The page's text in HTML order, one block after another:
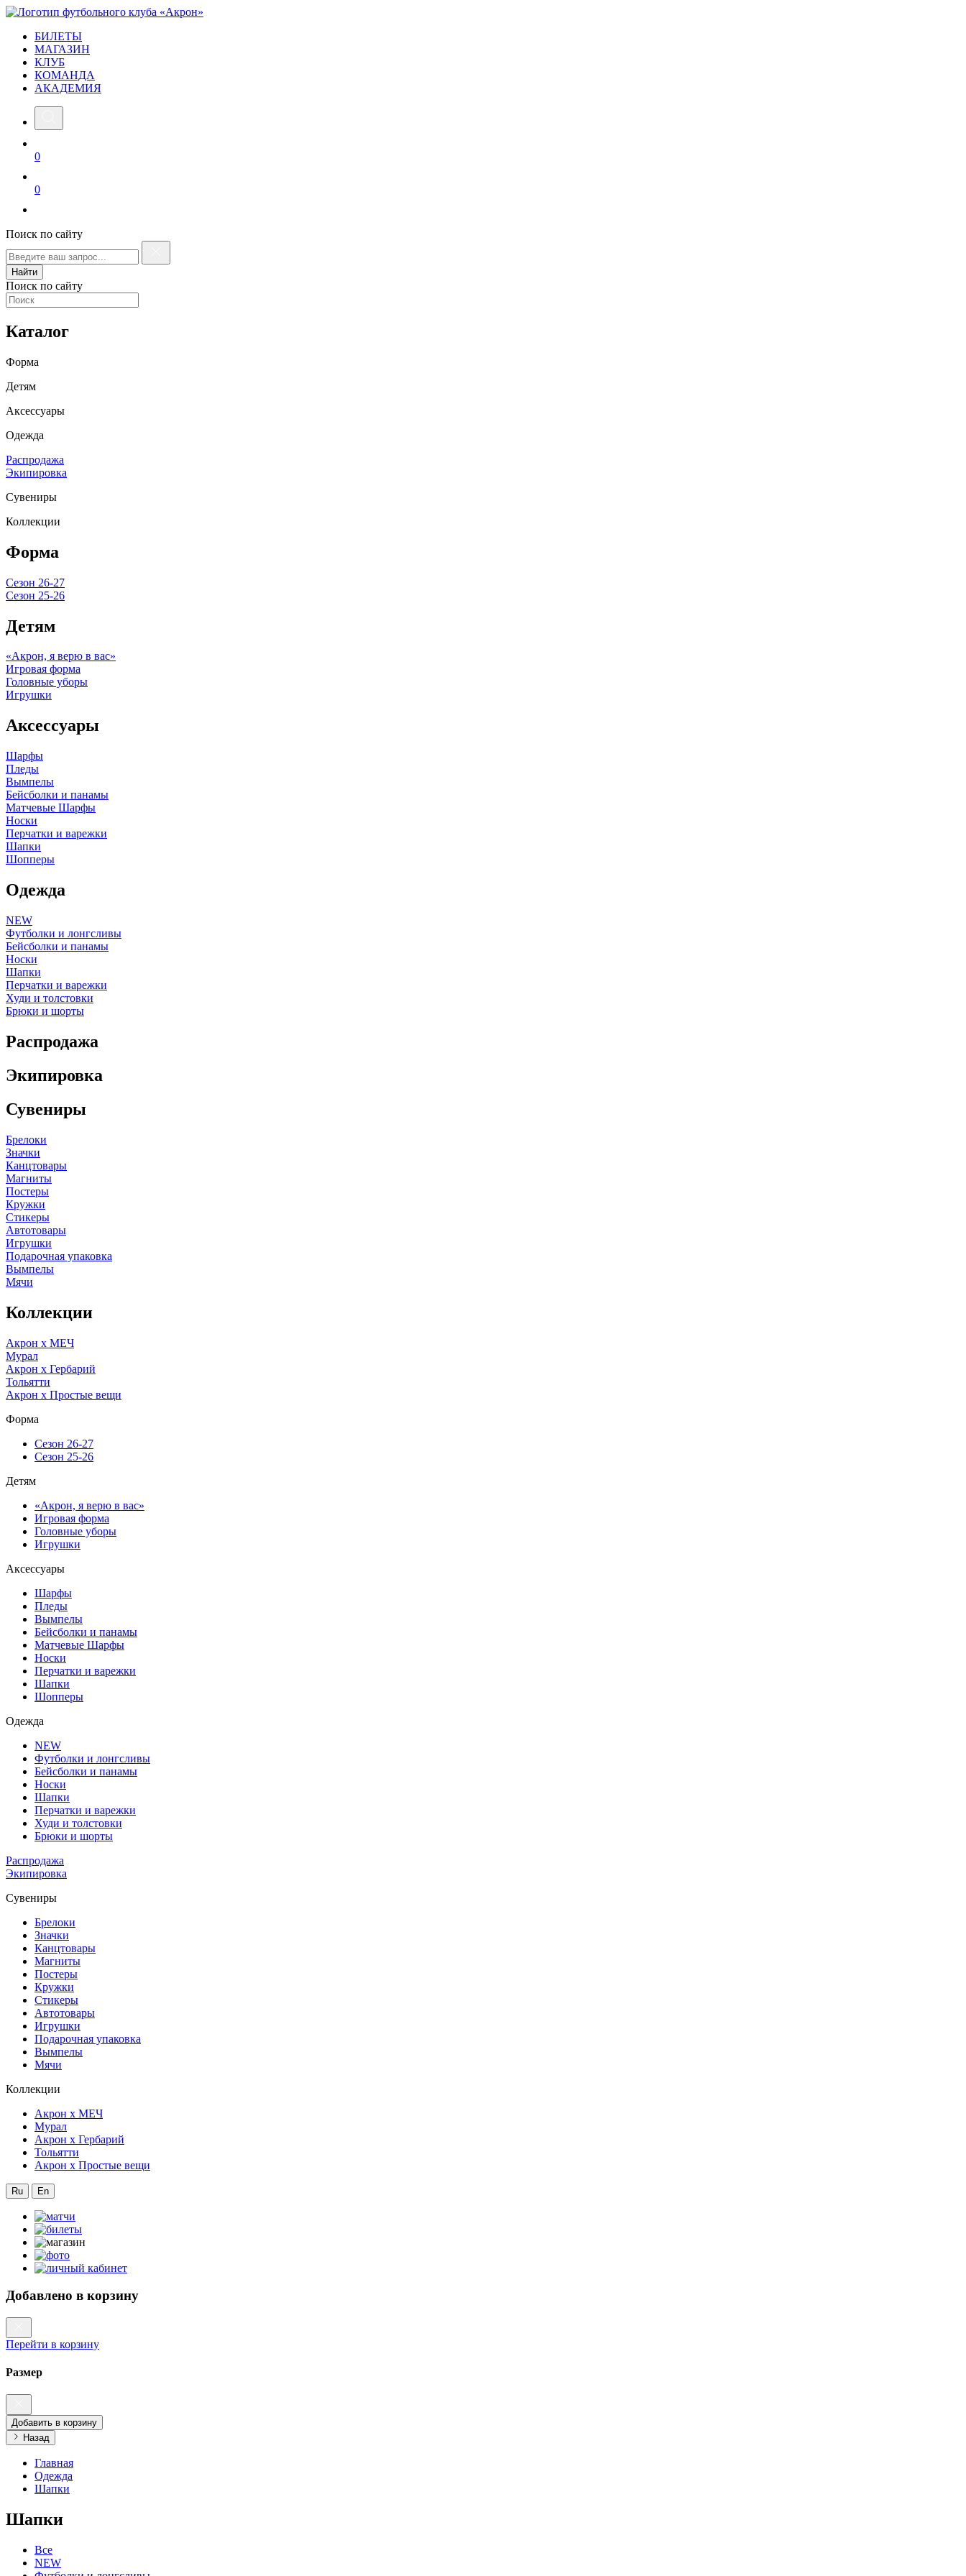
БИЛЕТЫ
МАГАЗИН
КЛУБ
КОМАНДА
АКАДЕМИЯ
0
0
Поиск по сайту
Найти
Поиск по сайту
Каталог
Форма
Детям
Аксессуары
Одежда
Распродажа
Экипировка
Сувениры
Коллекции
Форма
Сезон 26-27
Сезон 25-26
Детям
«Акрон, я верю в вас»
Игровая форма
Головные уборы
Игрушки
Аксессуары
Шарфы
Пледы
Вымпелы
Бейсболки и панамы
Матчевые Шарфы
Носки
Перчатки и варежки
Шапки
Шопперы
Одежда
NEW
Футболки и лонгсливы
Бейсболки и панамы
Носки
Шапки
Перчатки и варежки
Худи и толстовки
Брюки и шорты
Распродажа
Экипировка
Сувениры
Брелоки
Значки
Канцтовары
Магниты
Постеры
Кружки
Стикеры
Автотовары
Игрушки
Подарочная упаковка
Вымпелы
Мячи
Коллекции
Акрон x МЕЧ
Мурал
Акрон x Гербарий
Тольятти
Акрон x Простые вещи
Форма
Сезон 26-27
Сезон 25-26
Детям
«Акрон, я верю в вас»
Игровая форма
Головные уборы
Игрушки
Аксессуары
Шарфы
Пледы
Вымпелы
Бейсболки и панамы
Матчевые Шарфы
Носки
Перчатки и варежки
Шапки
Шопперы
Одежда
NEW
Футболки и лонгсливы
Бейсболки и панамы
Носки
Шапки
Перчатки и варежки
Худи и толстовки
Брюки и шорты
Распродажа
Экипировка
Сувениры
Брелоки
Значки
Канцтовары
Магниты
Постеры
Кружки
Стикеры
Автотовары
Игрушки
Подарочная упаковка
Вымпелы
Мячи
Коллекции
Акрон x МЕЧ
Мурал
Акрон x Гербарий
Тольятти
Акрон x Простые вещи
Ru En
Добавлено в корзину
Перейти в корзину
Размер
Добавить в корзину
Назад
Главная
Одежда
Шапки
Шапки
Все
NEW